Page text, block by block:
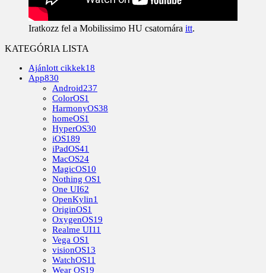
Iratkozz fel a Mobilissimo HU csatornára itt.
KATEGÓRIA LISTA
Ajánlott cikkek18
App830
Android237
ColorOS1
HarmonyOS38
homeOS1
HyperOS30
iOS189
iPadOS41
MacOS24
MagicOS10
Nothing OS1
One UI62
OpenKylin1
OriginOS1
OxygenOS19
Realme UI11
Vega OS1
visionOS13
WatchOS11
Wear OS19